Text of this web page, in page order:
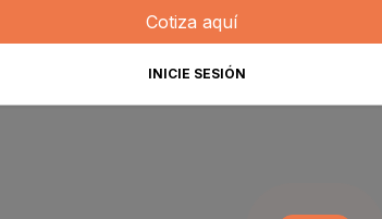
Cotiza aquí
INICIE SESIÓN